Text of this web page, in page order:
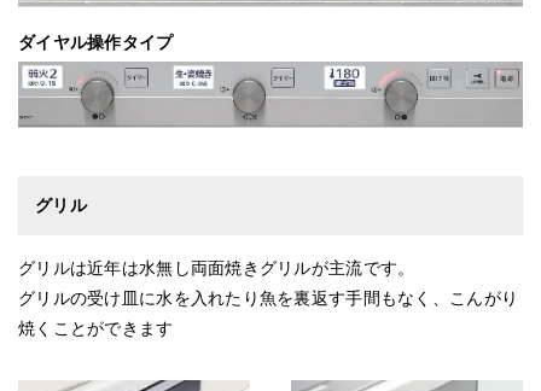
ダイヤル操作タイプ
グリル
グリルは近年は水無し両面焼きグリルが主流です。
グリルの受け皿に水を入れたり魚を裏返す手間もなく、こんがり
焼くことができます